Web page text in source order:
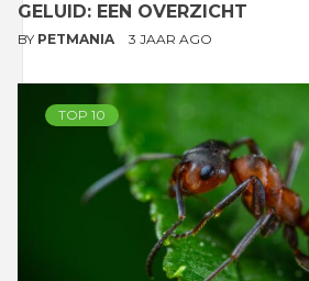
GELUID: EEN OVERZICHT
BY PETMANIA 3 JAAR AGO
TOP 10